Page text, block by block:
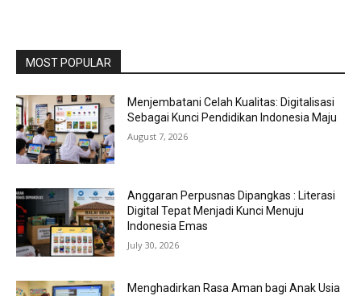
MOST POPULAR
Menjembatani Celah Kualitas: Digitalisasi
Sebagai Kunci Pendidikan Indonesia Maju
August 7, 2026
Anggaran Perpusnas Dipangkas : Literasi
Digital Tepat Menjadi Kunci Menuju
Indonesia Emas
July 30, 2026
Menghadirkan Rasa Aman bagi Anak Usia